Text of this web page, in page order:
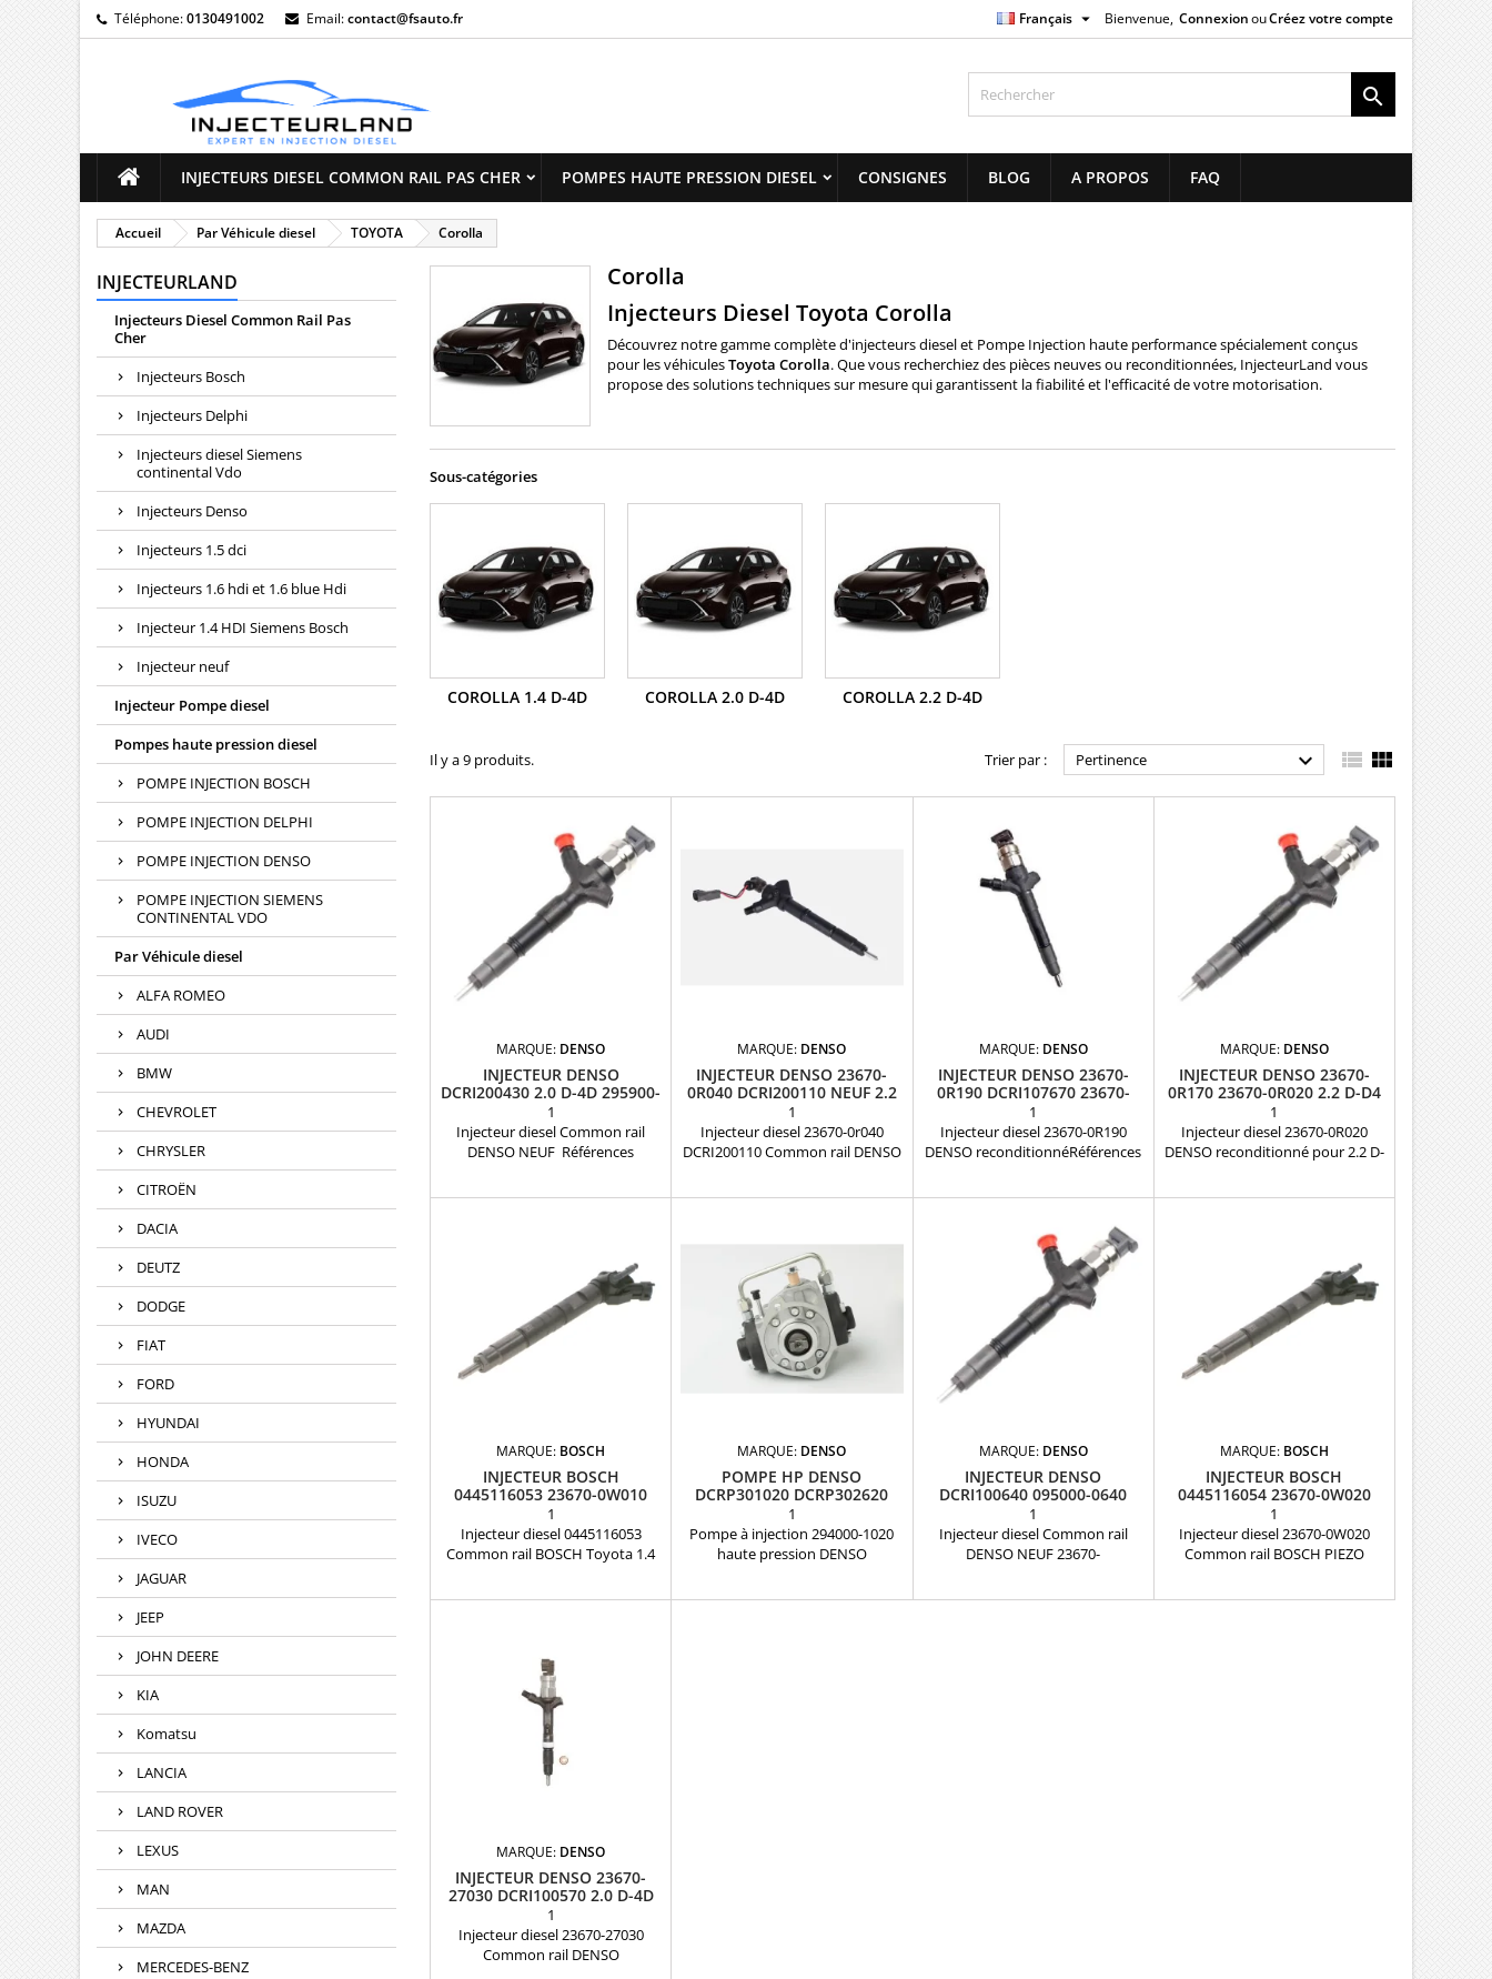
Téléphone:0130491002 Email:contact@fsauto.fr Bienvenue, ConnexionouCréez votre compte
Français 

INJECTEURS DIESEL COMMON RAIL PAS CHER POMPES HAUTE PRESSION DIESEL CONSIGNES BLOG A PROPOS FAQ
Accueil Par Véhicule diesel TOYOTA Corolla
INJECTEURLAND
Injecteurs Diesel Common Rail Pas
Cher
Injecteurs Bosch
Injecteurs Delphi
Injecteurs diesel Siemens
continental Vdo
Injecteurs Denso
Injecteurs 1.5 dci
Injecteurs 1.6 hdi et 1.6 blue Hdi
Injecteur 1.4 HDI Siemens Bosch
Injecteur neuf
Injecteur Pompe diesel
Pompes haute pression diesel
POMPE INJECTION BOSCH
POMPE INJECTION DELPHI
POMPE INJECTION DENSO
POMPE INJECTION SIEMENS
CONTINENTAL VDO
Par Véhicule diesel
ALFA ROMEO
AUDI
BMW
CHEVROLET
CHRYSLER
CITROËN
DACIA
DEUTZ
DODGE
FIAT
FORD
HYUNDAI
HONDA
ISUZU
IVECO
JAGUAR
JEEP
JOHN DEERE
KIA
Komatsu
LANCIA
LAND ROVER
LEXUS
MAN
MAZDA
MERCEDES-BENZ
Corolla
Injecteurs Diesel Toyota Corolla
Découvrez notre gamme complète d'injecteurs dieselet Pompe Injection haute performance spécialement conçus
pour les véhiculesToyota Corolla. Que vous recherchiez des pièces neuves ou reconditionnées, InjecteurLand vous
propose des solutions techniques sur mesure qui garantissent la fiabilité et l'efficacité de votre motorisation.
Sous-catégories
COROLLA 1.4 D-4D COROLLA 2.0 D-4D COROLLA 2.2 D-4D
Il y a 9 produits. Trier par : Pertinence   
MARQUE: DENSO
INJECTEUR DENSO
DCRI200430 2.0 D-4D 295900-
0430 NEUF
1
Injecteur diesel Common rail
DENSO NEUF Références
motorisation Toyota 2.0 D4-D
Pièce d’origine
MARQUE: DENSO
INJECTEUR DENSO 23670-
0R040 DCRI200110 NEUF 2.2
D-4D 23670-26011
1
Injecteur diesel 23670-0r040
DCRI200110 Common rail DENSO
23670-29055 , 2367029105 ,
23670-29105 , T926A17 , 295900-
0110 , 2959000110 Pour
motorisation Toyota 2.2 D-4D
Pièce d'origine
MARQUE: DENSO
INJECTEUR DENSO 23670-
0R190 DCRI107670 23670-
0R030
1
Injecteur diesel 23670-0R190
DENSO reconditionnéRéférences
23670-0R030 , 23670-0R140 ,
23670-0R190 , 095000-7670 ,
095000-7671 , 095000-7672 ,
095000-7660 Pour motorisation
Toyota 2.0 D-4D Pièce d'origine
Garantie 12 mois
MARQUE: DENSO
INJECTEUR DENSO 23670-
0R170 23670-0R020 2.2 D-D4
1
Injecteur diesel 23670-0R020
DENSO reconditionné pour 2.2 D-
236700R170 , T926A19 , 095000-
7270 , 095000-7640 , 095000-7280 ,
095000-6910 , 095000-6040 ,
095000-7630 Pour motorisation
Toyota 2.2 D-4D Pièce d'origine...
MARQUE: BOSCH
INJECTEUR BOSCH
0445116053 23670-0W010
0445116009
1
Injecteur diesel 0445116053
Common rail BOSCH Toyota 1.4
23670-0W010 , 236700W010 ,
23670-39325 , 2367039325 Pour
motorisation Toyota 1.4 D-4D
Pièce d'origine
MARQUE: DENSO
POMPE HP DENSO
DCRP301020 DCRP302620
TOYOTA 2.2 D4D
1
Pompe à injection 294000-1020
haute pression DENSO
MARQUE: DENSO
INJECTEUR DENSO
DCRI100640 095000-0640
23670-29025
1
Injecteur diesel Common rail
DENSO NEUF 23670-
MARQUE: BOSCH
INJECTEUR BOSCH
0445116054 23670-0W020
23670-09390
1
Injecteur diesel 23670-0W020
Common rail BOSCH PIEZO
MARQUE: DENSO
INJECTEUR DENSO 23670-
27030 DCRI100570 2.0 D-4D
TOYOTA
1
Injecteur diesel 23670-27030
Common rail DENSO
×
add_circle_outlineCreate new list
×
×
×